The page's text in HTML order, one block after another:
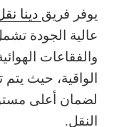
يوفر فريق دينا
عالية الجودة
والفقاعات
الواقية، حيث
لضمان أعلى
النقل.